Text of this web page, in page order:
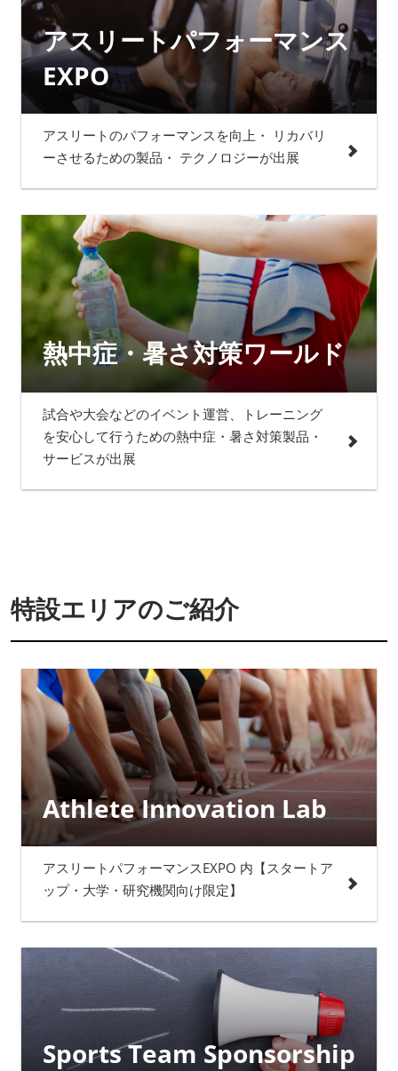
アスリートパフォーマンス
EXPO
アスリートのパフォーマンスを向上・ リカバリ
ーさせるための製品・ テクノロジーが出展
熱中症・暑さ対策ワールド
試合や大会などのイベント運営、トレーニング
を安心して行うための熱中症・暑さ対策製品・
サービスが出展
特設エリアのご紹介
Athlete Innovation Lab
アスリートパフォーマンスEXPO 内【スタートア
ップ・大学・研究機関向け限定】
Sports Team Sponsorship